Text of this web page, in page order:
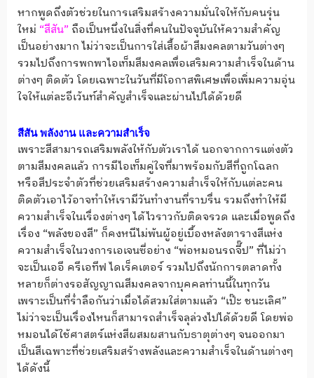
หากพูดถึงตัวช่วยในการเสริมสร้างความมั่นใจให้กับคนรุ่น
ใหม่ “สีสัน” ถือเป็นหนึ่งในสิ่งที่คนในปัจจุบันให้ความสำคัญ
เป็นอย่างมาก ไม่ว่าจะเป็นการใส่เสื้อผ้าสีมงคลตามวันต่างๆ
รวมไปถึงการพกพาไอเท็มสีมงคลเพื่อเสริมความสำเร็จในด้าน
ต่างๆ ติดตัว โดยเฉพาะในวันที่มีโอกาสพิเศษเพื่อเพิ่มความอุ่น
ใจให้แต่ละอีเว้นท์สำคัญสำเร็จและผ่านไปได้ด้วยดี
สีสัน พลังงาน และความสำเร็จ
เพราะสีสามารถเสริมพลังให้กับตัวเราได้ นอกจากการแต่งตัว
ตามสีมงคลแล้ว การมีไอเท็มคู่ใจที่มาพร้อมกับสีที่ถูกโฉลก
หรือสีประจำตัวที่ช่วยเสริมสร้างความสำเร็จให้กับแต่ละคน
ติดตัวเอาไว้อาจทำให้เรามีวันทำงานที่ราบรื่น รวมถึงทำให้มี
ความสำเร็จในเรื่องต่างๆ ได้ไวราวกับติดจรวด และเมื่อพูดถึง
เรื่อง “พลังของสี” ก็คงหนีไม่พ้นผู้อยู่เบื้องหลังตารางสีแห่ง
ความสำเร็จในวงการเอเจนซี่อย่าง “พ่อหมอนรถจี๊ป” ที่ไม่ว่า
จะเป็นเออี ครีเอทีฟ ไดเร็คเตอร์ รวมไปถึงนักการตลาดทั้ง
หลายก็ต่างรอสัญญาณสีมงคลจากบุคคลท่านนี้ในทุกวัน
เพราะเป็นที่ร่ำลือกันว่าเมื่อได้สวมใส่ตามแล้ว “เป๊ะ ชนะเลิศ”
ไม่ว่าจะเป็นเรื่องไหนก็สามารถสำเร็จลุล่วงไปได้ด้วยดี โดยพ่อ
หมอนได้ใช้ศาสตร์แห่งสีผสมผสานกับธาตุต่างๆ จนออกมา
เป็นสีเฉพาะที่ช่วยเสริมสร้างพลังและความสำเร็จในด้านต่างๆ
ได้ดังนี้